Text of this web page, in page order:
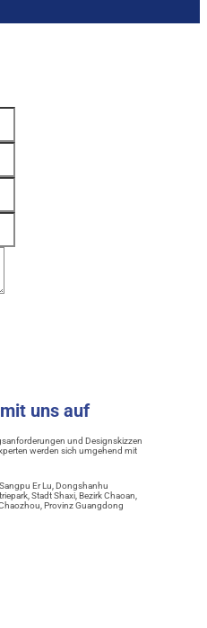
uns auf
und Designskizzen
werden sich umgehend mit
Sangpu Er Lu, Dongshanhu
Stadt Shaxi, Bezirk Chaoan,
Provinz Guangdong